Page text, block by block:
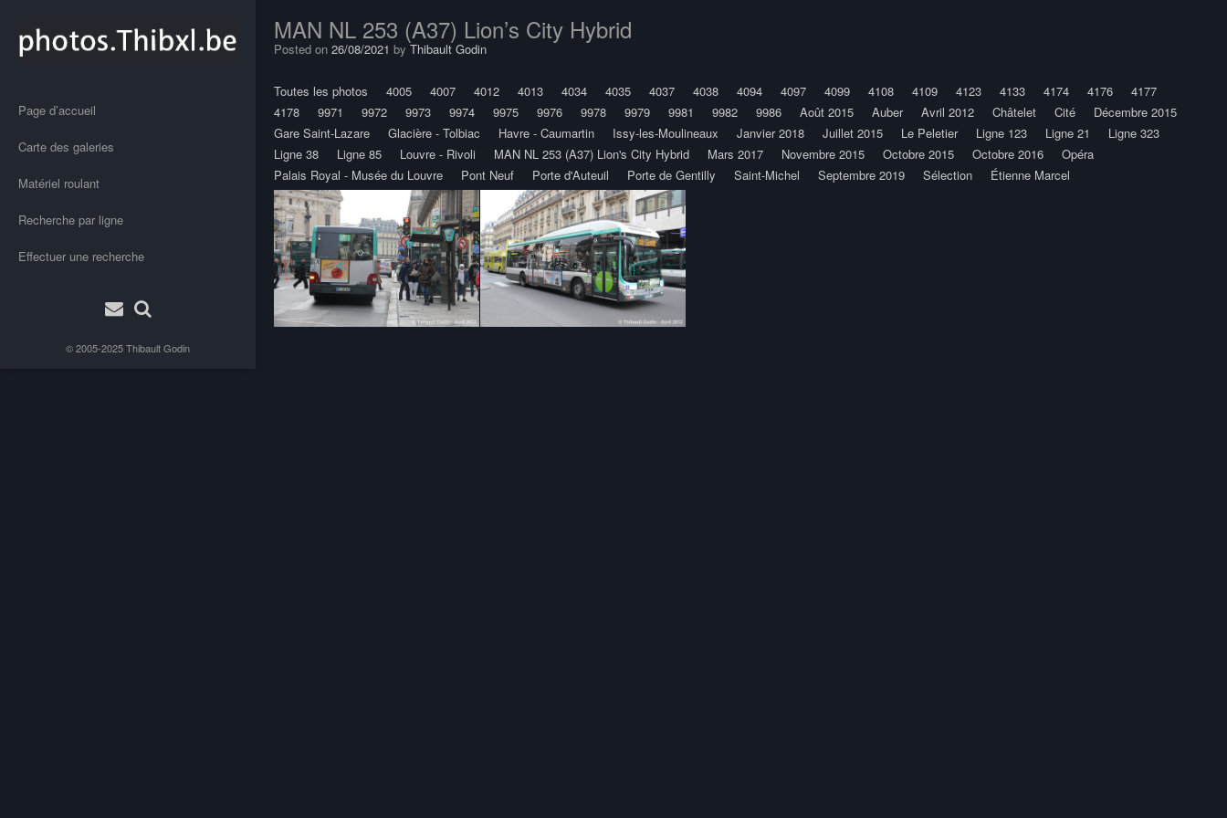
Page d’accueil
Carte des galeries
Matériel roulant
Recherche par ligne
Effectuer une recherche
© 2005-2025Thibault Godin
MAN NL 253 (A37) Lion’s City Hybrid
Posted on 26/08/2021 byThibault Godin
Toutes les photos 4005 4007 4012 4013 4034 4035 4037 4038 4094 4097 4099 4108 4109 4123 4133 4174 4176
4177
4178
9971 9972 9973 9974 9975 9976 9978 9979 9981 9982 9986 Août 2015 Auber Avril 2012 Châtelet Cité
Décembre 2015
Gare Saint-Lazare
Glacière - Tolbiac Havre - Caumartin Issy-les-Moulineaux Janvier 2018 Juillet 2015 Le Peletier Ligne 123 Ligne 21
Ligne 323
Ligne 38
Ligne 85 Louvre - Rivoli MAN NL 253 (A37) Lion's City Hybrid Mars 2017 Novembre 2015 Octobre 2015 Octobre 2016
Opéra
Palais Royal - Musée du Louvre
Pont Neuf Porte d'Auteuil Porte de Gentilly Saint-Michel Septembre 2019 Sélection Étienne Marcel